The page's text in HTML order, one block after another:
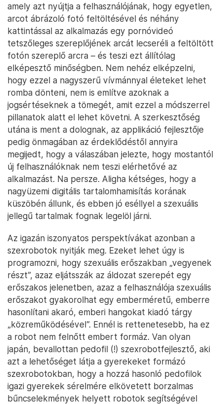
amely azt nyújtja a felhasználójának, hogy egyetlen,
arcot ábrázoló fotó feltöltésével és néhány
kattintással az alkalmazás egy pornóvideó
tetszőleges szereplőjének arcát lecseréli a feltöltött
fotón szereplő arcra – és teszi ezt állítólag
elképesztő minőségben. Nem nehéz elképzelni,
hogy ezzel a nagyszerű vívmánnyal életeket lehet
romba dönteni, nem is említve azoknak a
jogsértéseknek a tömegét, amit ezzel a módszerrel
pillanatok alatt el lehet követni. A szerkesztőség
utána is ment a dolognak, az applikáció fejlesztője
pedig önmagában az érdeklődéstől annyira
megijedt, hogy a válaszában jelezte, hogy mostantól
új felhasználóknak nem teszi elérhetővé az
alkalmazást. Na persze. Aligha kétséges, hogy a
nagyüzemi digitális tartalomhamisítás korának
küszöbén állunk, és ebben jó eséllyel a szexuális
jellegű tartalmak fognak legelöl járni.
Az igazán iszonyatos perspektívákat azonban a
szexrobotok nyitják meg. Ezeket lehet úgy is
programozni, hogy szexuális erőszakban „vegyenek
részt”, azaz eljátsszák az áldozat szerepét egy
erőszakos jelenetben, azaz a felhasználója szexuális
erőszakot gyakorolhat egy emberméretű, emberre
hasonlítani akaró, emberi hangokat kiadó tárgy
„közreműködésével”. Ennél is rettenetesebb, ha ez
a robot nem felnőtt embert formáz. Van olyan
japán, bevallottan pedofil (!) szexrobotfejlesztő, aki
azt a lehetőséget látja a gyerekeket formázó
szexrobotokban, hogy a hozzá hasonló pedofilok
igazi gyerekek sérelmére elkövetett borzalmas
bűncselekmények helyett robotok segítségével